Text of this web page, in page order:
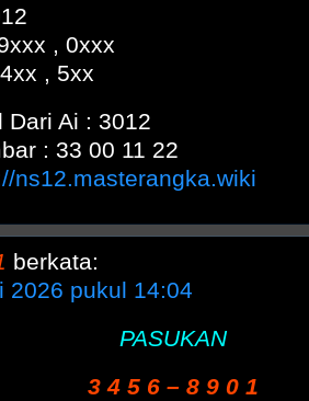
, 0xxx
, 5xx
Dari Ai : 3012
: 33 00 11 22
ns12.masterangka.wiki
berkata:
2026 pukul 14:04
PASUKAN
3 4 5 6 – 8 9 0 1